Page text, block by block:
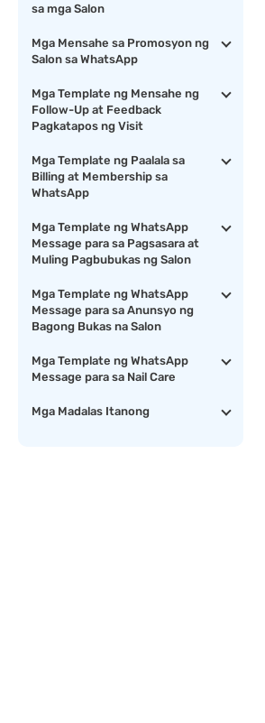
sa mga Salon
Mga Mensahe sa Promosyon ng
Salon sa WhatsApp
Mga Template ng Mensahe ng
Follow-Up at Feedback
Pagkatapos ng Visit
Mga Template ng Paalala sa
Billing at Membership sa
WhatsApp
Mga Template ng WhatsApp
Message para sa Pagsasara at
Muling Pagbubukas ng Salon
Mga Template ng WhatsApp
Message para sa Anunsyo ng
Bagong Bukas na Salon
Mga Template ng WhatsApp
Message para sa Nail Care
Mga Madalas Itanong